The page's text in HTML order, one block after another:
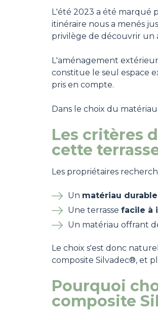
L'été 2023 a été marqué
itinéraire nous a menés
privilège de découvrir
L'aménagement
constitue le seul espace
pris en compte.
Dans le choix du
Les critères
cette
Les propriétaires
Un matériau durable
Une terrasse facile à
Un matériau offrant
Le choix s'est donc
composite Silvadec®, et
Pourquoi
composite